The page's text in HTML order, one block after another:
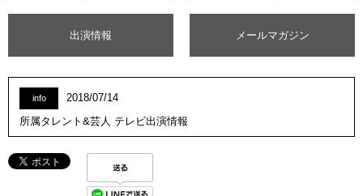
出演情報 メールマガジン
info
2018/07/14
所属タレント&芸人 テレビ出演情報